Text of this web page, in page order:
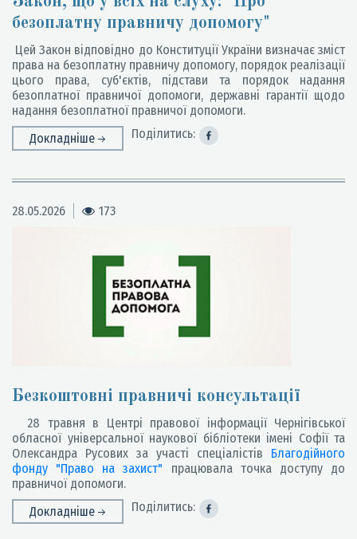
безоплатну правничу допомогу"
Цей Закон відповідно до Конституції України визначає зміст
права на безоплатну правничу допомогу, порядок реалізації
цього права, суб'єктів, підстави та порядок надання
безоплатної правничої допомоги, державні гарантії щодо
надання безоплатної правничої допомоги.
Докладніше
Поділитись:
28.05.2026 173
Безкоштовні правничі консультації
28 травня в Центрі правової інформації Чернігівської
обласної універсальної наукової бібліотеки імені Софії та
Олександра Русових за участі спеціалістів Благодійного
фонду "Право на захист" працювала точка доступу до
правничої допомоги.
Докладніше
Поділитись: